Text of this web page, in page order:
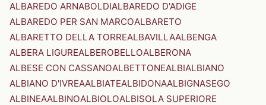
ALBAREDO ARNABOLDIALBAREDO D'ADIGE
ALBAREDO PER SAN MARCOALBARETO
ALBARETTO DELLA TORREALBAVILLAALBENGA
ALBERA LIGUREALBEROBELLOALBERONA
ALBESE CON CASSANOALBETTONEALBIALBIANO
ALBIANO D'IVREAALBIATEALBIDONAALBIGNASEGO
ALBINEAALBINOALBIOLOALBISOLA SUPERIORE